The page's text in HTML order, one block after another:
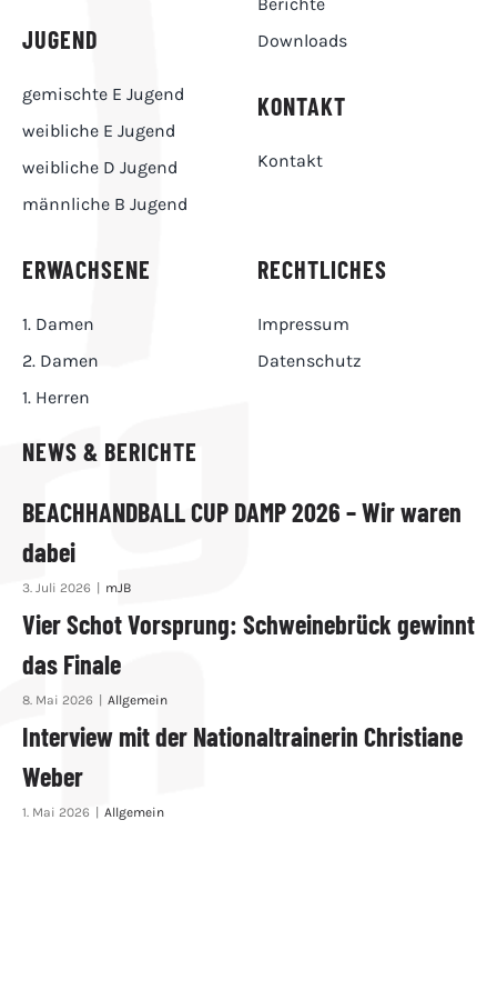
JUGEND
gemischte E Jugend
weibliche E Jugend
weibliche D Jugend
männliche B Jugend
ERWACHSENE
1. Damen
2. Damen
1. Herren
Berichte
Downloads
KONTAKT
Kontakt
RECHTLICHES
Impressum
Datenschutz
NEWS & BERICHTE
BEACHHANDBALL CUP DAMP 2026 – Wir waren
dabei
3. Juli 2026 | mJB
Vier Schot Vorsprung: Schweinebrück gewinnt
das Finale
8. Mai 2026 | Allgemein
Interview mit der Nationaltrainerin Christiane
Weber
1. Mai 2026 | Allgemein